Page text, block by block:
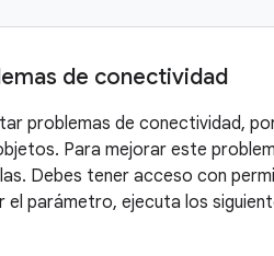
de conectividad
problemas de conectividad,
Para mejorar este
Debes tener acceso con
el parámetro, ejecuta los